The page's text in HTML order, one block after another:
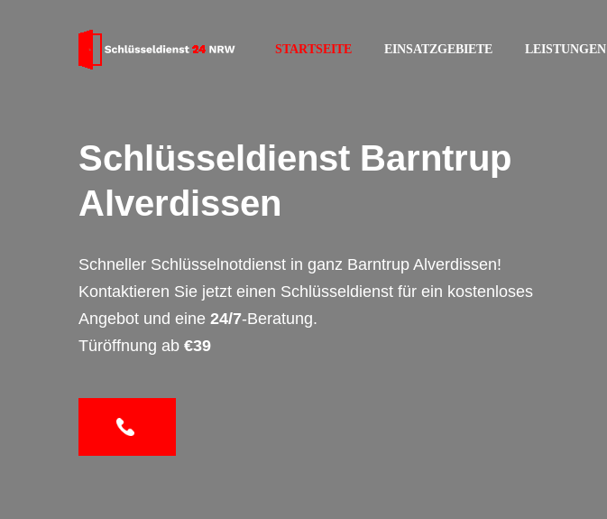
STARTSEITE EINSATZGEBIETE LEISTUNGEN
Schlüsseldienst Barntrup
Alverdissen
Schneller Schlüsselnotdienst in ganz Barntrup Alverdissen!
Kontaktieren Sie jetzt einen Schlüsseldienst für ein kostenloses
Angebot und eine 24/7-Beratung.
Türöffnung ab €39